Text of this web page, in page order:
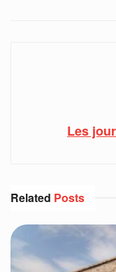
Les
Related Posts